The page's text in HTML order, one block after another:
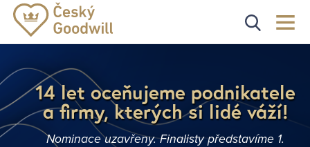
14 let oceňujeme podnikatele
a firmy, kterých si lidé váží!
Nominace uzavřeny. Finalisty představíme 1.